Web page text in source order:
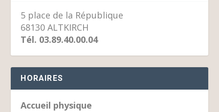
5 place de la République
68130 ALTKIRCH
Tél. 03.89.40.00.04
HORAIRES
Accueil physique